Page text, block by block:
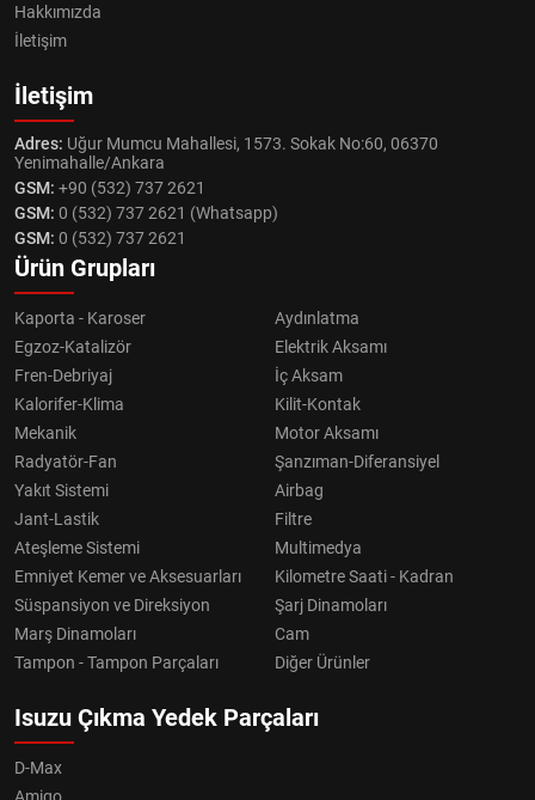
Hakkımızda
İletişim
İletişim
Adres: Uğur Mumcu Mahallesi, 1573. Sokak No:60, 06370
Yenimahalle/Ankara
GSM: +90 (532) 737 2621
GSM: 0 (532) 737 2621 (Whatsapp)
GSM: 0 (532) 737 2621
Ürün Grupları
Kaporta - Karoser
Aydınlatma
Egzoz-Katalizör
Elektrik Aksamı
Fren-Debriyaj
İç Aksam
Kalorifer-Klima
Kilit-Kontak
Mekanik
Motor Aksamı
Radyatör-Fan
Şanzıman-Diferansiyel
Yakıt Sistemi
Airbag
Jant-Lastik
Filtre
Ateşleme Sistemi
Multimedya
Emniyet Kemer ve Aksesuarları
Kilometre Saati - Kadran
Süspansiyon ve Direksiyon
Şarj Dinamoları
Marş Dinamoları
Cam
Tampon - Tampon Parçaları
Diğer Ürünler
Isuzu Çıkma Yedek Parçaları
D-Max
Amigo